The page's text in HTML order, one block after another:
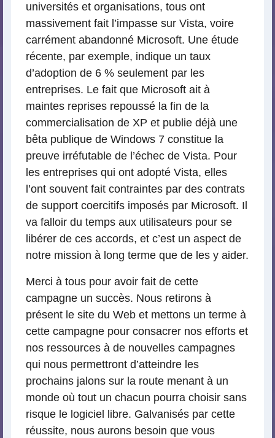
universités et organisations, tous ont
massivement fait l’impasse sur Vista, voire
carrément abandonné Microsoft. Une étude
récente, par exemple, indique un taux
d’adoption de 6 % seulement par les
entreprises. Le fait que Microsoft ait à
maintes reprises repoussé la fin de la
commercialisation de XP et publie déjà une
bêta publique de Windows 7 constitue la
preuve irréfutable de l’échec de Vista. Pour
les entreprises qui ont adopté Vista, elles
l’ont souvent fait contraintes par des contrats
de support coercitifs imposés par Microsoft. Il
va falloir du temps aux utilisateurs pour se
libérer de ces accords, et c’est un aspect de
notre mission à long terme que de les y aider.
Merci à tous pour avoir fait de cette
campagne un succès. Nous retirons à
présent le site du Web et mettons un terme à
cette campagne pour consacrer nos efforts et
nos ressources à de nouvelles campagnes
qui nous permettront d’atteindre les
prochains jalons sur la route menant à un
monde où tout un chacun pourra choisir sans
risque le logiciel libre. Galvanisés par cette
réussite, nous aurons besoin que vous